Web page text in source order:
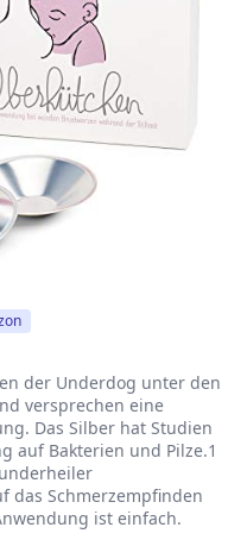
der Underdog unter den
versprechen eine
Das Silber hat Studien
auf Bakterien und Pilze.1
das Schmerzempfinden
ist einfach.